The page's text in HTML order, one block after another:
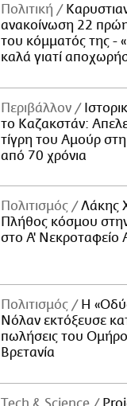
Πολιτική
ανακοίνωση 22
του κόμματός της -
καλά γιατί
Περιβάλλον
το Καζακστάν:
τίγρη του Αμούρ
από 70 χρόνια
Πολιτισμός
Λάκης
Πλήθος κόσμου
στο Α' Νεκροταφείο
Πολιτισμός
Η
Νόλαν εκτόξευσε
πωλήσεις του
Βρετανία